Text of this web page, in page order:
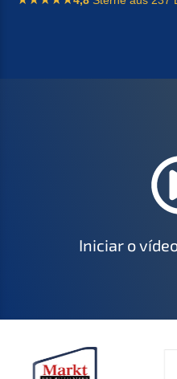
Iniciar o